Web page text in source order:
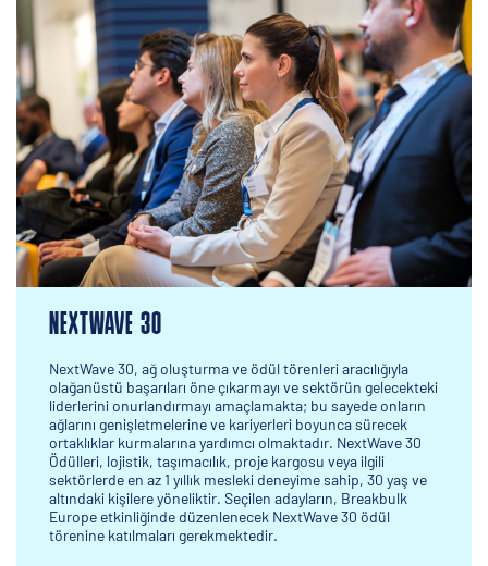
NEXTWAVE 30
NextWave 30, ağ oluşturma ve ödül törenleri aracılığıyla
olağanüstü başarıları öne çıkarmayı ve sektörün gelecekteki
liderlerini onurlandırmayı amaçlamakta; bu sayede onların
ağlarını genişletmelerine ve kariyerleri boyunca sürecek
ortaklıklar kurmalarına yardımcı olmaktadır. NextWave 30
Ödülleri, lojistik, taşımacılık, proje kargosu veya ilgili
sektörlerde en az 1 yıllık mesleki deneyime sahip, 30 yaş ve
altındaki kişilere yöneliktir. Seçilen adayların, Breakbulk
Europe etkinliğinde düzenlenecek NextWave 30 ödül
törenine katılmaları gerekmektedir.